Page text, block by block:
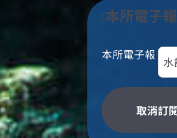
本所電子報
本所電子報